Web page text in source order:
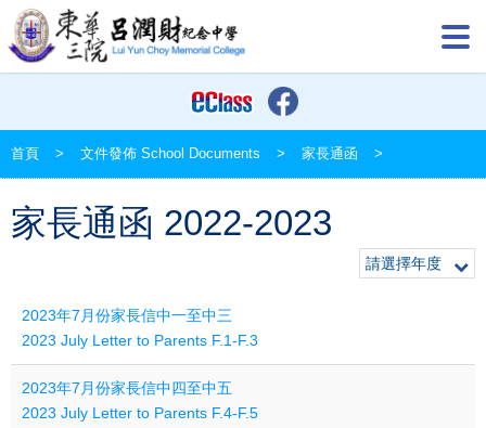
首頁 > 文件發佈 School Documents > 家長通函 >
家長通函 2022-2023
請選擇年度
2023年7月份家長信中一至中三
2023 July Letter to Parents F.1-F.3
2023年7月份家長信中四至中五
2023 July Letter to Parents F.4-F.5